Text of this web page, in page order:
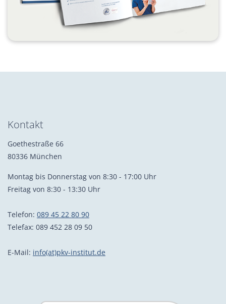
Kontakt
Goethestraße 66
80336 München
Montag bis Donnerstag von 8:30 - 17:00 Uhr
Freitag von 8:30 - 13:30 Uhr
Telefon: 089 45 22 80 90
Telefax: 089 452 28 09 50
E-Mail: info(at)pkv-institut.de